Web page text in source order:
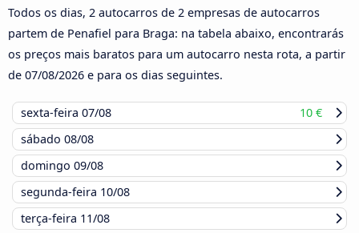
Todos os dias, 2 autocarros de 2 empresas de autocarros
partem de Penafiel para Braga: na tabela abaixo, encontrarás
os preços mais baratos para um autocarro nesta rota, a partir
de 07/08/2026 e para os dias seguintes.
sexta-feira 07/08
10 €
sábado 08/08
domingo 09/08
segunda-feira 10/08
terça-feira 11/08